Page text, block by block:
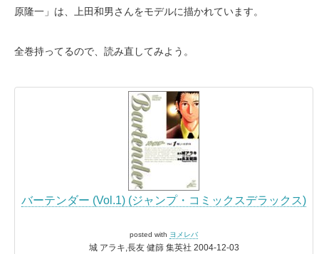
原隆一」は、上田和男さんをモデルに描かれています。
全巻持ってるので、読み直してみよう。
バーテンダー (Vol.1) (ジャンプ・コミックスデラックス)
posted with ヨメレバ
城 アラキ,長友 健篩 集英社 2004-12-03